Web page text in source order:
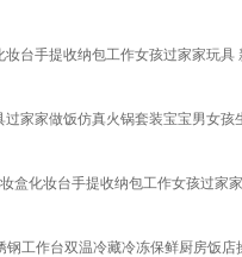
妆台手提收纳包工作女孩过家家玩具
过家家做饭仿真火锅套装宝宝男女孩
盒化妆台手提收纳包工作女孩过家
钢工作台双温冷藏冷冻保鲜厨房饭